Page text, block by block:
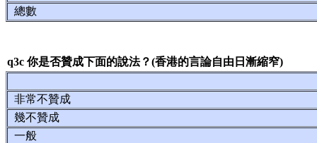
總數
q3c 你是否贊成下面的說法？(香港的言論自由日漸縮窄)
非常不贊成
幾不贊成
一般